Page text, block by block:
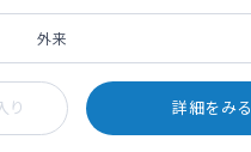
外来
り 詳細をみる